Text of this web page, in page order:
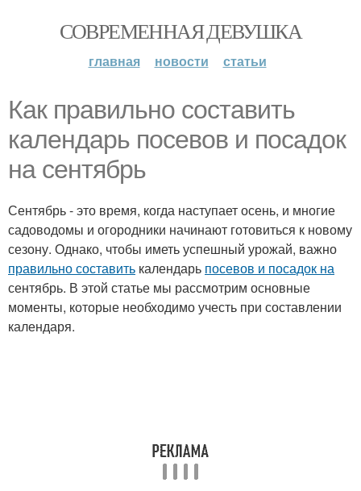
СОВРЕМЕННАЯ ДЕВУШКА
главная новости статьи
Как правильно составить
календарь посевов и посадок
на сентябрь
Сентябрь - это время, когда наступает осень, и многие
садоводомы и огородники начинают готовиться к новому
сезону. Однако, чтобы иметь успешный урожай, важно
правильно составить календарь посевов и посадок на
сентябрь. В этой статье мы рассмотрим основные
моменты, которые необходимо учесть при составлении
календаря.